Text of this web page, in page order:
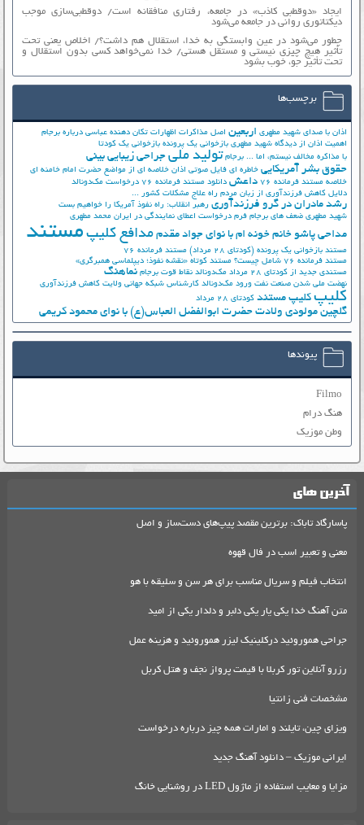
ایجاد «دوقطبی کاذب» در جامعه، رفتاری منافقانه است/ دوقطبی‌سازی موجب
دیکتاتوری روانی در جامعه می‌شود
چطور می‌شود در عین وابستگی به خدا، استقلال هم داشت؟/ اخلاص یعنی تحت
تأثیر هیچ چیزی نیستی و مستقل هستی/ خدا نمی‌خواهد کسی بدون استقلال و
تحت تأثیر جوّ، خوب بشود
برچسب‌ها
اذان با صدای شهید مطهری اربعین اصل مذاکرات اظهارات تکان دهنده عباسی درباره برجام
اهمیت اذان از دیدگاه شهید مطهری بازخوانی یک پرونده بازخوانی یک کودتا
با مذاکره مخالف نیستم، اما ... برجام تولید ملی جراحی زیبایی بینی
حقوق بشر آمریکایی خاطره ای فایل صوتی اذان خلاصه ای از مواضع حضرت امام خامنه ای
خلاصه مستند فرمانده 76
داعش دانلود مستند فرمانده 76
درخواست مک‌دونالد
دلایل کاهش فرزندآوری از زبان مردم راه علاج مشکلات کشور ...
رشد مادران در گرو فرزندآوری رهبر انقلاب: راه نفوذ آمریکا را خواهیم بست
شهید مطهری ضعف های برجام فرم درخواست اعطای نمایندگی در ایران محمد مطهری
مداحی پاشو خانم خونه ام با نوای جواد مقدم مدافع کلیپ مستند
مستند بازخوانی یک پرونده (کودتای 28 مرداد)
مستند فرمانده 76
مستند فرمانده 76 شامل چیست؟
مستند کوتاه «نقشه نفوذ؛ دیپلماسی همبرگری»
مستندی جدید از کودتای 28 مرداد
مک‌دونالد نقاط قوت برجام نماهنگ
نهضت ملي شدن صنعت نفت ورود مک‌دونالد کارشناس شبکه جهانی ولایت کاهش فرزندآوری
کلیپ کلیپ مستند کودتای 28 مرداد
گلچین مولودی ولادت حضرت ابوالفضل العباس(ع) با نوای محمود کریمی
پیوندها
Filmo
هنگ درام
وطن موزیک
آخرین های
پاسارگاد تاباک: برترین مقصد پیپ‌های دست‌ساز و اصل
معنی و تعبیر اسب در فال قهوه
انتخاب فیلم و سریال مناسب برای هر سن و سلیقه با هو
متن آهنگ خدا یکی یار یکی دلبر و دلدار یکی از امید
جراحی هموروئید درکلینیک لیزر هموروئید و هزینه عمل
رزرو آنلاین تور کربلا با قیمت پرواز نجف و هتل کربل
مشخصات فنی زانتیا
ویزای چین، تایلند و امارات همه چیز درباره درخواست
ایرانی موزیک – دانلود آهنگ جدید
مزایا و معایب استفاده از ماژول LED در روشنایی خانگ